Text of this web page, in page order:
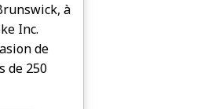
à
Inc.
de
de 250